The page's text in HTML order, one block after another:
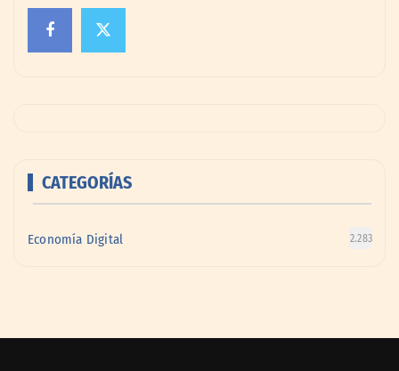
CATEGORÍAS
Economía Digital 2.283